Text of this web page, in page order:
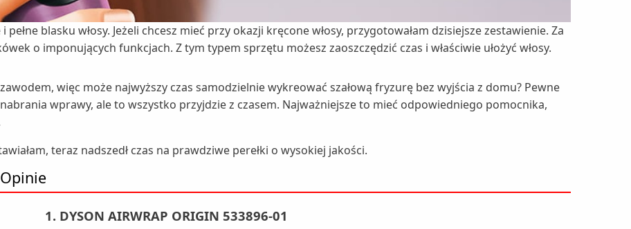
blasku włosy. Jeżeli chcesz mieć przy okazji kręcone włosy, przygotowałam dzisiejsze zestawienie. Za
o imponujących funkcjach. Z tym typem sprzętu możesz zaoszczędzić czas i właściwie ułożyć włosy.
więc może najwyższy czas samodzielnie wykreować szałową fryzurę bez wyjścia z domu? Pewne
wprawy, ale to wszystko przyjdzie z czasem. Najważniejsze to mieć odpowiedniego pomocnika,
teraz nadszedł czas na prawdziwe perełki o wysokiej jakości.
1. DYSON AIRWRAP ORIGIN 533896-01